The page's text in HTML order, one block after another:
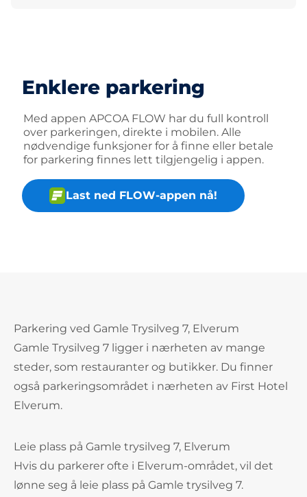
Enklere parkering
Med appen APCOA FLOW har du full kontroll
over parkeringen, direkte i mobilen. Alle
nødvendige funksjoner for å finne eller betale
for parkering finnes lett tilgjengelig i appen.
Last ned FLOW-appen nå!
Parkering ved Gamle Trysilveg 7, Elverum
Gamle Trysilveg 7 ligger i nærheten av mange
steder, som restauranter og butikker. Du finner
også parkeringsområdet i nærheten av First Hotel
Elverum.
Leie plass på Gamle trysilveg 7, Elverum
Hvis du parkerer ofte i Elverum-området, vil det
lønne seg å leie plass på Gamle trysilveg 7.